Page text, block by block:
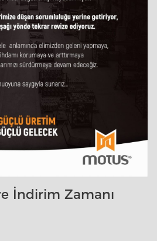
İndirim Zamanı